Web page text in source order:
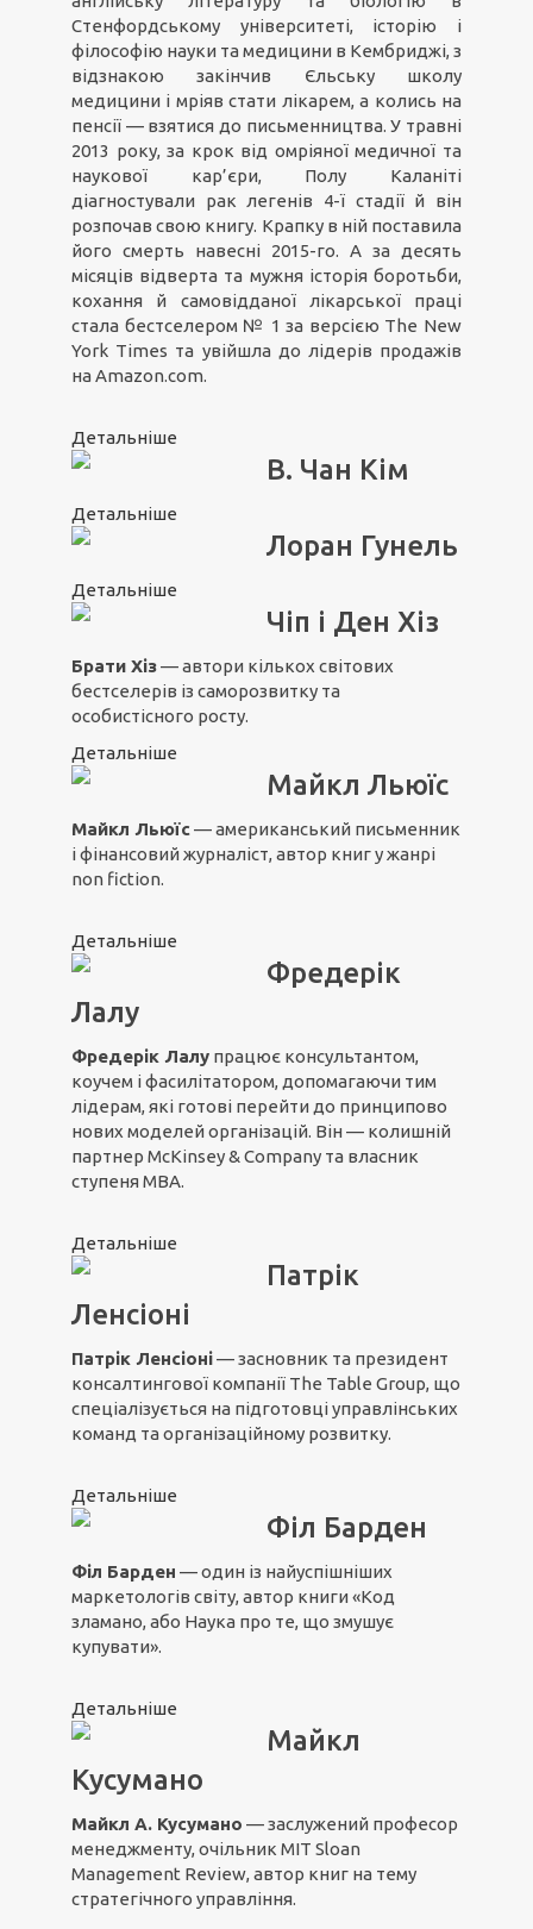
Стенфордському університеті, історію і
філософію науки та медицини в Кембриджі, з
відзнакою закінчив Єльську школу
медицини і мріяв стати лікарем, а колись на
пенсії — взятися до письменництва. У травні
2013 року, за крок від омріяної медичної та
наукової кар’єри, Полу Каланіті
діагностували рак легенів 4-ї стадії й він
розпочав свою книгу. Крапку в ній поставила
його смерть навесні 2015-го. А за десять
місяців відверта та мужня історія боротьби,
кохання й самовідданої лікарської праці
стала бестселером № 1 за версією The New
York Times та увійшла до лідерів продажів
на Amazon.com.
Детальніше
В. Чан Кім
Детальніше
Лоран Гунель
Детальніше
Чіп і Ден Хіз
Брати Хіз— автори кількох світових
бестселерів із саморозвитку та
особистісного росту.
Детальніше
Майкл Льюїс
Майкл Льюїс— американський письменник
і фінансовий журналіст, автор книг у жанрі
non fiction.
Детальніше
Фредерік
Лалу
Фредерік Лалу працює консультантом,
коучем і фасилітатором, допомагаючи тим
лідерам, які готові перейти до принципово
нових моделей організацій. Він — колишній
партнер McKinsey & Company та власник
ступеня MBA.
Детальніше
Патрік
Ленсіоні
Патрік Ленсіоні— засновник та президент
консалтингової компанії The Table Group, що
спеціалізується на підготовці управлінських
команд та організаційному розвитку.
Детальніше
Філ Барден
Філ Барден — один із найуспішніших
маркетологів світу, автор книги «Код
зламано, або Наука про те, що змушує
купувати».
Детальніше
Майкл
Кусумано
Майкл А. Кусумано — заслужений професор
менеджменту, очільник MIT Sloan
Management Review, автор книг на тему
стратегічного управління.